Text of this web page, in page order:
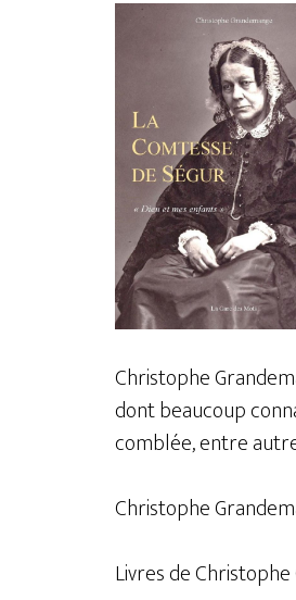
Christophe
dont beaucoup
comblée, entre
Christophe
Livres de